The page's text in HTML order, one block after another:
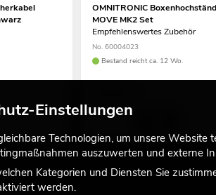
OMNITRONIC
MOVE MK2 Set
Empfehlenswertes Zubehör
No. 60004023
Bestand reicht ca. 12 Wo.
Einstellungen
Technologien, um unsere Website
auszuwerten und externe
Kategorien und Diensten Sie
werden.